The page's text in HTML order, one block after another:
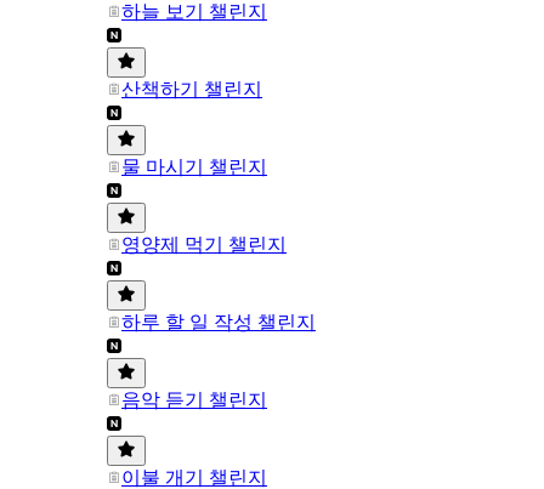
하늘 보기 챌린지
산책하기 챌린지
물 마시기 챌린지
영양제 먹기 챌린지
하루 할 일 작성 챌린지
음악 듣기 챌린지
이불 개기 챌린지